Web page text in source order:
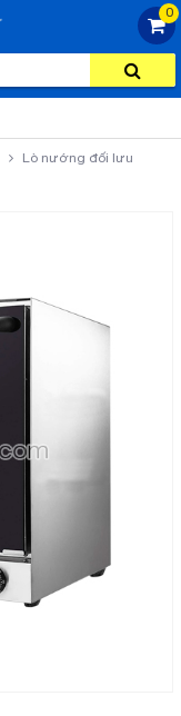
0
Lò nướng đối lưu